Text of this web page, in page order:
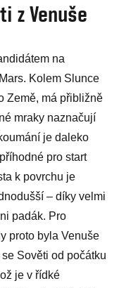
z Venuše
na
Kolem Slunce
Země, má přibližně
mraky naznačují
je daleko
pro start
k povrchu je
– díky velmi
padák. Pro
proto byla Venuše
Sověti od počátku
je v řídké